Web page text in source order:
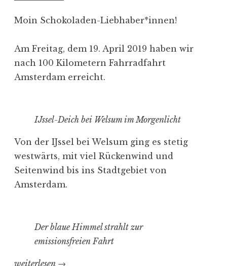
Moin Schokoladen-Liebhaber*innen!
Am Freitag, dem 19. April 2019 haben wir
nach 100 Kilometern Fahrradfahrt
Amsterdam erreicht.
IJssel-Deich bei Welsum im Morgenlicht
Von der IJssel bei Welsum ging es stetig
westwärts, mit viel Rückenwind und
Seitenwind bis ins Stadtgebiet von
Amsterdam.
Der blaue Himmel strahlt zur
emissionsfreien Fahrt
„#Schokofahrt
weiterlesen →